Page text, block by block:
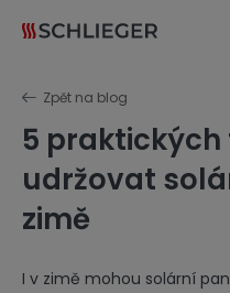
Zpět na blog
5 praktických
udržovat
zimě
I v zimě mohou solární